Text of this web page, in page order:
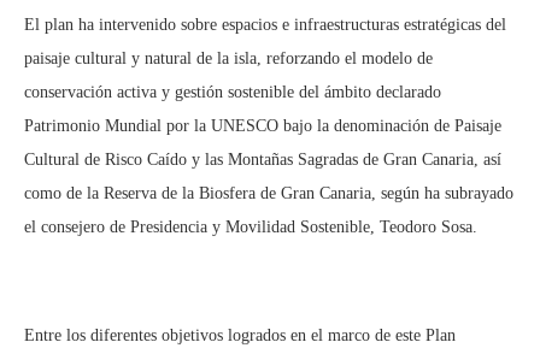
El plan ha intervenido sobre espacios e infraestructuras estratégicas del
paisaje cultural y natural de la isla, reforzando el modelo de
conservación activa y gestión sostenible del ámbito declarado
Patrimonio Mundial por la UNESCO bajo la denominación de Paisaje
Cultural de Risco Caído y las Montañas Sagradas de Gran Canaria, así
como de la Reserva de la Biosfera de Gran Canaria, según ha subrayado
el consejero de Presidencia y Movilidad Sostenible, Teodoro Sosa.
Entre los diferentes objetivos logrados en el marco de este Plan